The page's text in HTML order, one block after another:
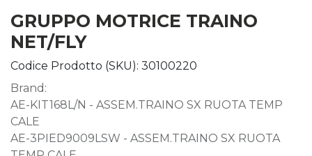
GRUPPO MOTRICE TRAINO
NET/FLY
Codice Prodotto (SKU): 30100220
Brand:
AE-KIT168L/N - ASSEM.TRAINO SX RUOTA TEMP
CALE
AE-3PIED9009LSW - ASSEM.TRAINO SX RUOTA